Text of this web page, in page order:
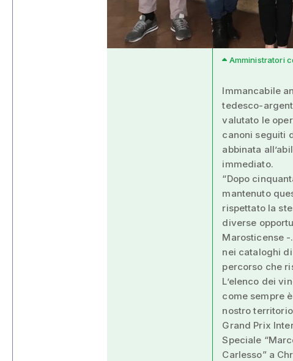
Amministratori
Immancabile
tedesco-
valutato le
canoni seguiti
abbinata
immediato.
“Dopo
mantenuto
rispettato la
diverse
Marosticense -
nei cataloghi
percorso che
L’elenco dei
come sempre
nostro
Grand Prix
Speciale
Carlesso” a